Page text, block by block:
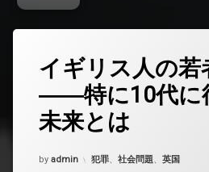
イギリス人の若
――特に10代に
未来とは
Updated on 2026年7月3日
by admin カテゴリー:
犯罪、 社会問題、 英国
を
ど
ぞ